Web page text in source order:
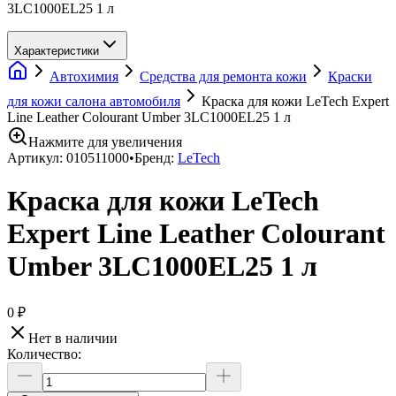
3LC1000EL25 1 л
Характеристики
Автохимия Средства для ремонта кожи
Краски
для кожи салона автомобиля
Краска для кожи LeTech Expert
Line Leather Colourant Umber 3LC1000EL25 1 л
Нажмите для увеличения
Артикул: 010511000•Бренд: LeTech
Краска для кожи LeTech
Expert Line Leather Colourant
Umber 3LC1000EL25 1 л
0 ₽
Нет в наличии
Количество: